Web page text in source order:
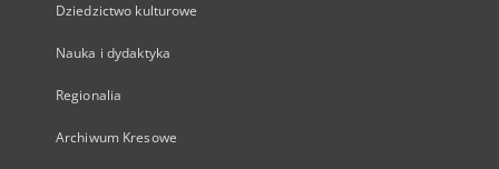
Dziedzictwo kulturowe
Nauka i dydaktyka
Regionalia
Archiwum Kresowe